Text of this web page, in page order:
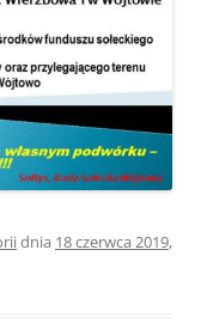
dnia 18 czerwca 2019,